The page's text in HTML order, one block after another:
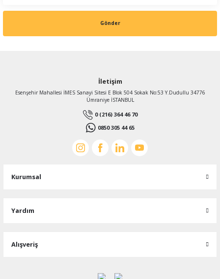
Gönder
İletişim
Esenşehir Mahallesi İMES Sanayi Sitesi E Blok 504 Sokak No:53 Y.Dudullu 34776
Ümraniye İSTANBUL
0 (216) 364 46 70
0850 305 44 65
Kurumsal
Yardım
Alışveriş